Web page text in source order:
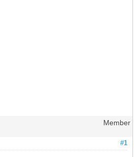
Member
#1